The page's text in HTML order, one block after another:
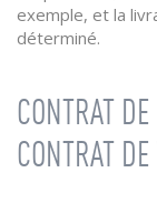
exemple, et la
déterminé.
CONTRAT
CONTRAT